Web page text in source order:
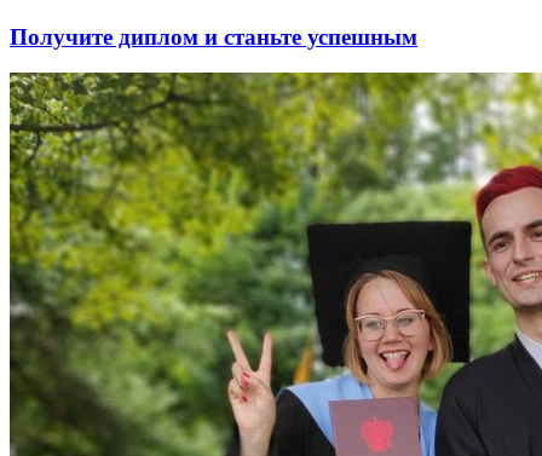
Получите диплом и станьте успешным